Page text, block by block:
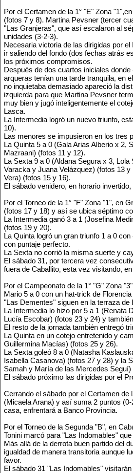
Por el Certamen de la 1° "E" Zona
(fotos 7 y 8). Martina Pevsner (tercer
"Las Granjeras", que así escalaron al
unidades (3-2-3).
Necesaria victoria de las dirigidas por
ir saliendo del fondo (dos fechas atrás
los próximos compromisos.
Después de dos cuartos iniciales
arqueras tenían una tarde tranquila, en
no inquietaba demasiado apareció la
izquierda para que Martina Pevsner
muy bien y jugó inteligentemente el
Lasca.
La Intermedia logró un nuevo triunfo,
10).
Las menores se impusieron en los tres
La Quinta 5 a 0 (Gala Arias Alberio x 2,
Mazraani) (fotos 11 y 12).
La Sexta 9 a 0 (Aldana Segura x 3,
Varacka y Juana Velázquez) (fotos 13
Vera) (fotos 15 y 16).
El sábado venidero, en horario
Por el Torneo de la 1° "F" Zona "1", en
(fotos 17 y 18) y así se ubica séptimo
La Intermedia ganó 3 a 1 (Josefina
(fotos 19 y 20).
La Quinta logró un gran triunfo 1 a 0
con puntaje perfecto.
La Sexta no corrió la misma suerte y
El sábado 31, por tercera vez
fuera de Caballito, esta vez visitando,
Por el Campeonato de la 1° "G" Zona
Mario 5 a 0 con un hat-trick de
"Las Dementes" siguen en la terraza
La Intermedia lo hizo por 5 a 1 (Renata
Lucía Escobar) (fotos 23 y 24) y
El resto de la jornada también entregó
La Quinta en un cotejo entretenido y
Guillermina Macías) (fotos 25 y 26).
La Sexta goleó 8 a 0 (Natasha
Isabella Casanova) (fotos 27 y 28) y la
Samah y María de las Mercedes Seguí)
El sábado próximo las dirigidas por el
Cerrando el sábado por el Certamen
(Micaela Arana) y así suma 2 puntos
casa, enfrentará a Banco Provincia.
Por el Torneo de la Segunda "B", en
Tonini marcó para "Las Indomables"
Más allá de la derrota buen partido del
igualdad de manera transitoria aunque
favor.
El sábado 31 "Las Indomables"